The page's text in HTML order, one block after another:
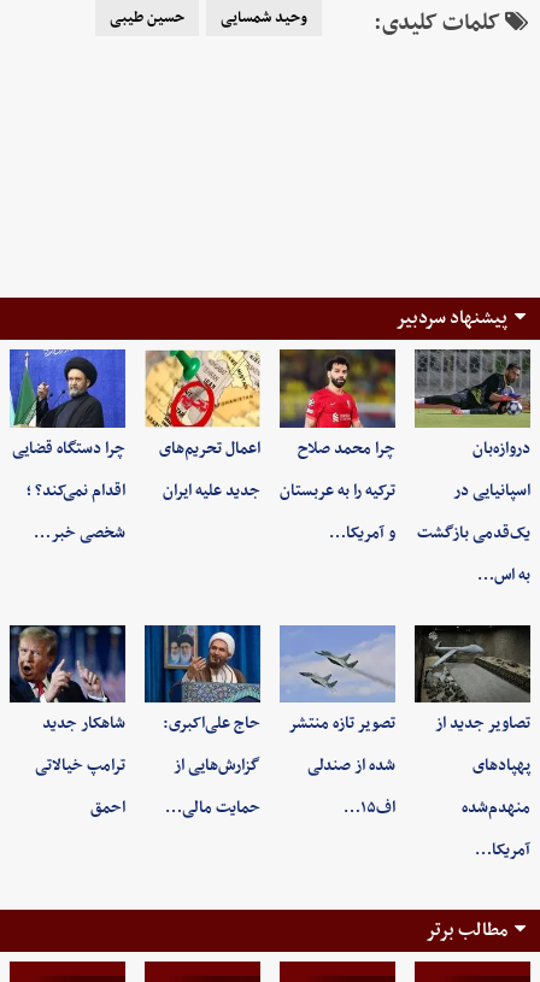
کلمات کلیدی: وحید شمسایی حسین طیبی
پیشنهاد سردبیر
دروازه‌بان
اسپانیایی در
یک‌قدمی بازگشت
به اس…
چرا محمد صلاح
ترکیه را به عربستان
و آمریکا…
اعمال تحریم‌های
جدید علیه ایران
چرا دستگاه قضایی
اقدام نمی‌کند؟ ؛
شخصی خبر…
تصاویر جدید از
پهپادهای
منهدم‌شده
آمریکا…
تصویر تازه منتشر
شده از صندلی
اف۱۵…
حاج علی‌اکبری:
گزارش‌هایی از
حمایت مالی…
شاهکار جدید
ترامپ خیالاتی
احمق
مطالب برتر